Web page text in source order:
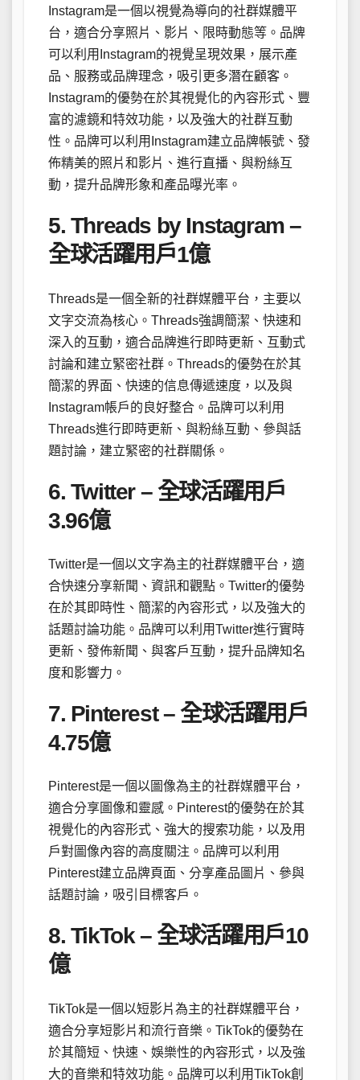
Instagram是一個以視覺為導向的社群媒體平
台，適合分享照片、影片、限時動態等。品牌
可以利用Instagram的視覺呈現效果，展示產
品、服務或品牌理念，吸引更多潛在顧客。
Instagram的優勢在於其視覺化的內容形式、豐
富的濾鏡和特效功能，以及強大的社群互動
性。品牌可以利用Instagram建立品牌帳號、發
佈精美的照片和影片、進行直播、與粉絲互
動，提升品牌形象和產品曝光率。
5. Threads by Instagram –
全球活躍用戶1億
Threads是一個全新的社群媒體平台，主要以
文字交流為核心。Threads強調簡潔、快速和
深入的互動，適合品牌進行即時更新、互動式
討論和建立緊密社群。Threads的優勢在於其
簡潔的界面、快速的信息傳遞速度，以及與
Instagram帳戶的良好整合。品牌可以利用
Threads進行即時更新、與粉絲互動、參與話
題討論，建立緊密的社群關係。
6. Twitter – 全球活躍用戶
3.96億
Twitter是一個以文字為主的社群媒體平台，適
合快速分享新聞、資訊和觀點。Twitter的優勢
在於其即時性、簡潔的內容形式，以及強大的
話題討論功能。品牌可以利用Twitter進行實時
更新、發佈新聞、與客戶互動，提升品牌知名
度和影響力。
7. Pinterest – 全球活躍用戶
4.75億
Pinterest是一個以圖像為主的社群媒體平台，
適合分享圖像和靈感。Pinterest的優勢在於其
視覺化的內容形式、強大的搜索功能，以及用
戶對圖像內容的高度關注。品牌可以利用
Pinterest建立品牌頁面、分享產品圖片、參與
話題討論，吸引目標客戶。
8. TikTok – 全球活躍用戶10
億
TikTok是一個以短影片為主的社群媒體平台，
適合分享短影片和流行音樂。TikTok的優勢在
於其簡短、快速、娛樂性的內容形式，以及強
大的音樂和特效功能。品牌可以利用TikTok創